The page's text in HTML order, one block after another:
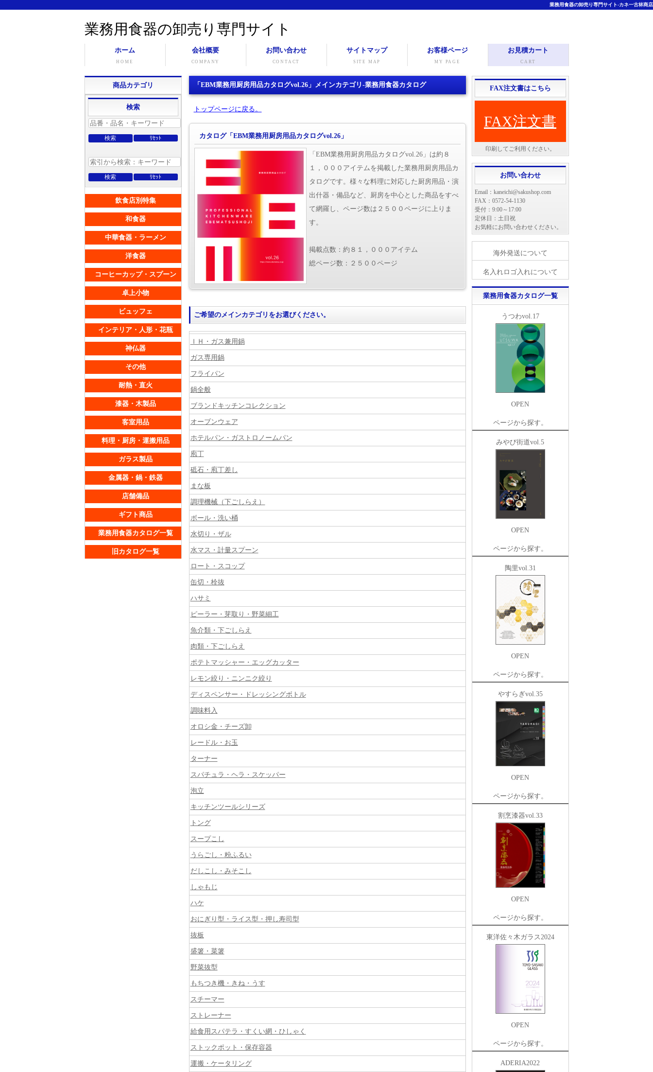
業務用食器の卸売り専門サイト-カネ一古林商店
業務用食器の卸売り専門サイト
ホーム
HOME
会社概要
COMPANY
お問い合わせ
CONTACT
サイトマップ
SITE MAP
お客様ページ
MY PAGE
お見積カート
CART
「EBM業務用厨房用品カタログvol.26」メインカテゴリ-業務用食器カタログ
トップページに戻る。
カタログ「EBM業務用厨房用品カタログvol.26」
「EBM業務用厨房用品カタログvol.26」は約８
１，０００アイテムを掲載した業務用厨房用品カ
タログです。様々な料理に対応した厨房用品・演
出什器・備品など、厨房を中心とした商品をすべ
て網羅し、ページ数は２５００ページに上りま
す。
掲載点数：約８１，０００アイテム
総ページ数：２５００ページ
ご希望のメインカテゴリをお選びください。
ＩＨ・ガス兼用鍋
ガス専用鍋
フライパン
鍋全般
ブランドキッチンコレクション
オーブンウェア
ホテルパン・ガストロノームパン
庖丁
砥石・庖丁差し
まな板
調理機械（下ごしらえ）
ボール・洗い桶
水切り・ザル
水マス・計量スプーン
ロート・スコップ
缶切・栓抜
ハサミ
ピーラー・芽取り・野菜細工
魚介類・下ごしらえ
肉類・下ごしらえ
ポテトマッシャー・エッグカッター
レモン絞り・ニンニク絞り
ディスペンサー・ドレッシングボトル
調味料入
オロシ金・チーズ卸
レードル・お玉
ターナー
スパチュラ・ヘラ・スケッパー
泡立
キッチンツールシリーズ
トング
スープこし
うらごし・粉ふるい
だしこし・みそこし
しゃもじ
ハケ
おにぎり型・ライス型・押し寿司型
抜板
盛箸・菜箸
野菜抜型
もちつき機・きね・うす
スチーマー
ストレーナー
給食用スパテラ・すくい網・ひしゃく
ストックポット・保存容器
運搬・ケータリング
商品カテゴリ
検索
飲食店別特集
和食器
中華食器・ラーメン
洋食器
コーヒーカップ・スプーン
卓上小物
ビュッフェ
インテリア・人形・花瓶
神仏器
その他
耐熱・直火
漆器・木製品
客室用品
料理・厨房・運搬用品
ガラス製品
金属器・鍋・鉄器
店舗備品
ギフト商品
業務用食器カタログ一覧
旧カタログ一覧
FAX注文書はこちら
FAX注文書
印刷してご利用ください。
お問い合わせ
Email：kaneichi@sakushop.com
FAX：0572-54-1130
受付：9:00～17:00
定休日：土日祝
お気軽にお問い合わせください。
海外発送について
名入れロゴ入れについて
業務用食器カタログ一覧
うつわvol.17
OPEN
ページから探す。
みやび街道vol.5
OPEN
ページから探す。
陶里vol.31
OPEN
ページから探す。
やすらぎvol.35
OPEN
ページから探す。
割烹漆器vol.33
OPEN
ページから探す。
東洋佐々木ガラス2024
OPEN
ページから探す。
ADERIA2022